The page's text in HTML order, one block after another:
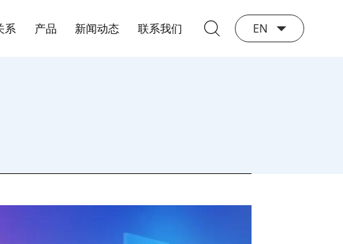
系 产品 新闻动态 联系我们 EN